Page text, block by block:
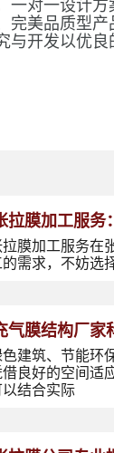
对一设计方
完美品质型产
与开发以优良
拉膜加工服务
拉膜加工服务在
需求，不妨选
气膜结构厂家
色建筑、节能环
借良好的空间适
以结合实际